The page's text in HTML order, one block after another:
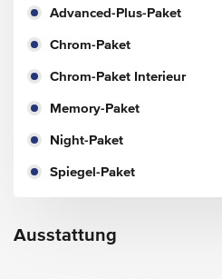
Advanced-Plus-Paket
Chrom-Paket
Chrom-Paket Interieur
Memory-Paket
Night-Paket
Spiegel-Paket
Ausstattung